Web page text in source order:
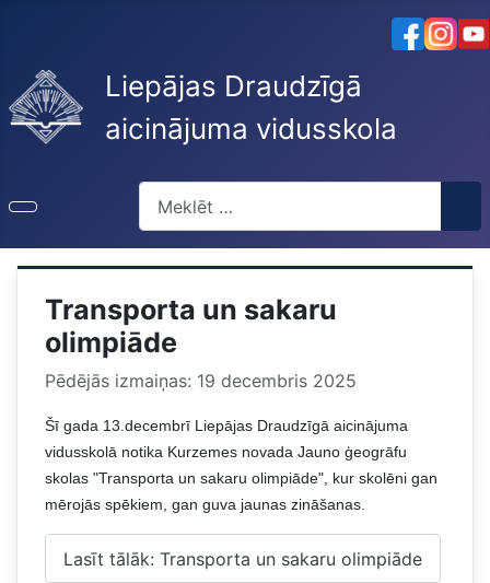
Liepājas Draudzīgā
aicinājuma vidusskola
Transporta un sakaru
olimpiāde
Pēdējās izmaiņas: 19 decembris 2025
Šī gada 13.decembrī Liepājas Draudzīgā aicinājuma
vidusskolā notika Kurzemes novada Jauno ģeogrāfu
skolas "Transporta un sakaru olimpiāde", kur skolēni gan
mērojās spēkiem, gan guva jaunas zināšanas.
Lasīt tālāk: Transporta un sakaru olimpiāde